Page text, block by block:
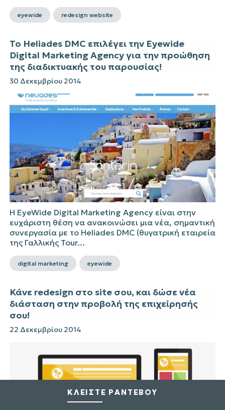
ΚΛΕΙΣΤΕ ΡΑΝΤΕΒΟΥ
eyewide redesign website
Το Heliades DMC επιλέγει την Eyewide
Digital Marketing Agency για την προώθηση
της διαδικτυακής του παρουσίας!
30 Δεκεμβρίου 2014
Η EyeWide Digital Marketing Agency είναι στην
ευχάριστη θέση να ανακοινώσει μια νέα, σημαντική
συνεργασία με το Heliades DMC (θυγατρική εταιρεία
της Γαλλικής Tour...
digital marketing eyewide
Κάνε redesign στο site σου, και δώσε νέα
διάσταση στην προβολή της επιχείρησής
σου!
22 Δεκεμβρίου 2014